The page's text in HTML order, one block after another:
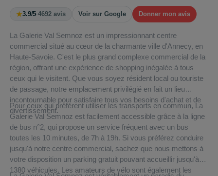
★3.9/5·4692 avis Voir sur Google Donner mon avis
La Galerie Val Semnoz est un impressionnant centre
commercial situé au cœur de la charmante ville d'Annecy, en
Haute-Savoie. C'est le plus grand complexe commercial de la
région, offrant une expérience de shopping inégalée à tous
ceux qui le visitent. Que vous soyez résident local ou touriste
de passage, notre emplacement privilégié en fait un lieu
incontournable pour satisfaire tous vos besoins d'achat et de
divertissement.
Pour ceux qui préfèrent utiliser les transports en commun, La
Galerie Val Semnoz est facilement accessible grâce à la ligne
de bus n°2, qui propose un service fréquent avec un bus
toutes les 10 minutes, de 7h à 19h. Si vous préférez conduire
jusqu'à notre centre commercial, sachez que nous mettons à
votre disposition un parking gratuit pouvant accueillir jusqu'à
1380 véhicules. Les amateurs de vélo sont également les